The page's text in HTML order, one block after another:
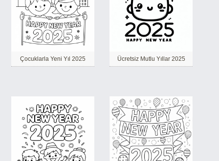
Çocuklarla Yeni Yıl 2025 Ücretsiz Mutlu Yıllar 2025